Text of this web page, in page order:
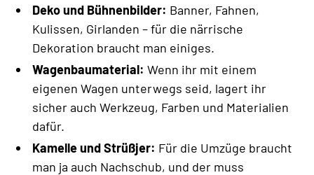
Deko und Bühnenbilder: Banner, Fahnen,
Kulissen, Girlanden – für die närrische
Dekoration braucht man einiges.
Wagenbaumaterial: Wenn ihr mit einem
eigenen Wagen unterwegs seid, lagert ihr
sicher auch Werkzeug, Farben und Materialien
dafür.
Kamelle und Strüßjer: Für die Umzüge braucht
man ja auch Nachschub, und der muss